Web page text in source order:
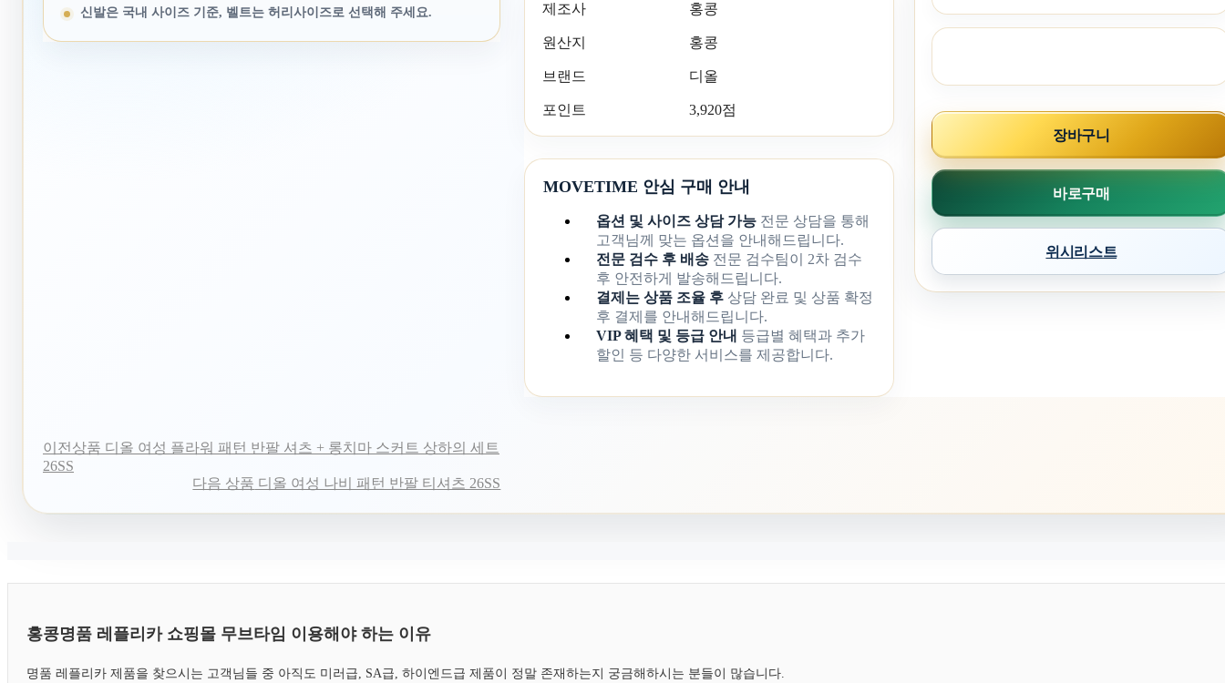
신발은 국내 사이즈 기준, 벨트는 허리사이즈로 선택해 주세요. 제조사 홍콩
원산지 홍콩
브랜드 디올
포인트 3,920점
MOVETIME 안심 구매 안내
옵션 및 사이즈 상담 가능 전문 상담을 통해
고객님께 맞는 옵션을 안내해드립니다.
전문 검수 후 배송 전문 검수팀이 2차 검수
후 안전하게 발송해드립니다.
결제는 상품 조율 후 상담 완료 및 상품 확정
후 결제를 안내해드립니다.
VIP 혜택 및 등급 안내 등급별 혜택과 추가
할인 등 다양한 서비스를 제공합니다.
바로구매
장바구니
위시리스트
이전상품 디올 여성 플라워 패턴 반팔 셔츠 + 롱치마 스커트 상하의 세트
26SS
다음 상품 디올 여성 나비 패턴 반팔 티셔츠 26SS
홍콩명품 레플리카 쇼핑몰 무브타임 이용해야 하는 이유
명품 레플리카 제품을 찾으시는 고객님들 중 아직도 미러급, SA급, 하이엔드급 제품이 정말 존재하는지 궁금해하시는 분들이 많습니다.